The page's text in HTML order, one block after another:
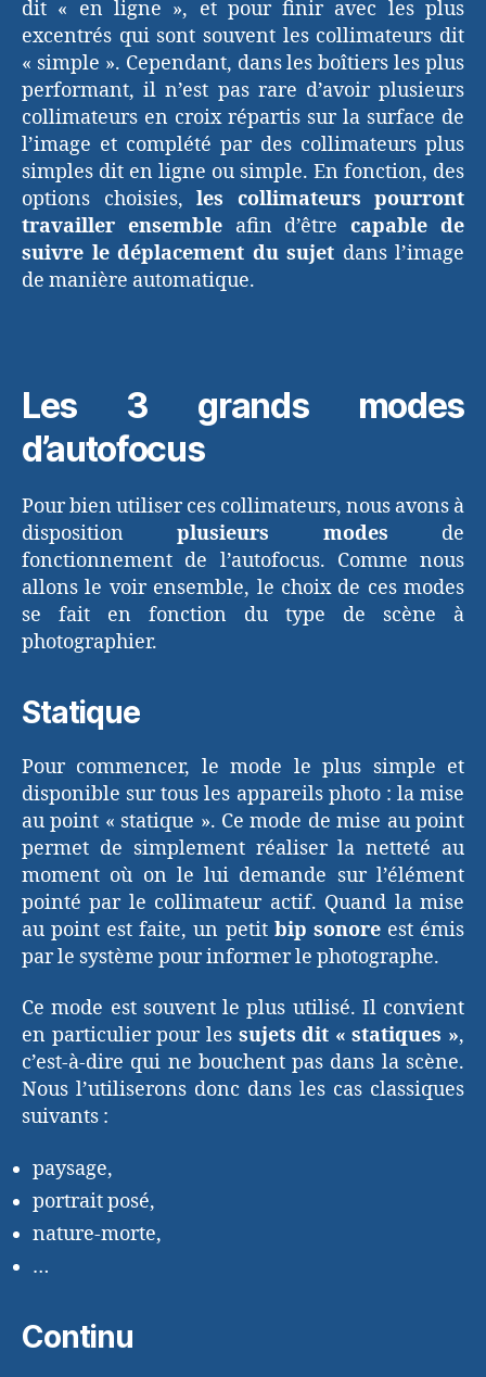
dit « en ligne », et pour finir avec les plus
excentrés qui sont souvent les collimateurs dit
« simple ». Cependant, dans les boîtiers les plus
performant, il n’est pas rare d’avoir plusieurs
collimateurs en croix répartis sur la surface de
l’image et complété par des collimateurs plus
simples dit en ligne ou simple. En fonction, des
options choisies, les collimateurs pourront
travailler ensembleafin d’êtrecapable de
suivre le déplacement du sujet dans l’image
de manière automatique.
Les 3 grands modes
d’autofocus
Pour bien utiliser ces collimateurs, nous avons à
dispositionplusieurs modes de
fonctionnement de l’autofocus. Comme nous
allons le voir ensemble, le choix de ces modes
se fait en fonction du type de scène à
photographier.
Statique
Pour commencer, le mode le plus simple et
disponible sur tous les appareils photo : la mise
au point « statique ». Ce mode de mise au point
permet de simplement réaliser la netteté au
moment où on le lui demande sur l’élément
pointé par le collimateur actif. Quand la mise
au point est faite, un petit bip sonoreest émis
par le système pour informer le photographe.
Ce mode est souvent le plus utilisé. Il convient
en particulier pour les sujets dit « statiques »,
c’est-à-dire qui ne bouchent pas dans la scène.
Nous l’utiliserons donc dans les cas classiques
suivants :
paysage,
portrait posé,
nature-morte,
…
Continu